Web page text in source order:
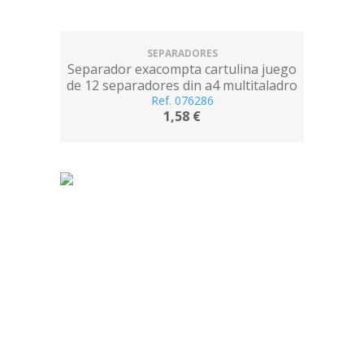
SEPARADORES
Separador exacompta cartulina juego
de 12 separadores din a4 multitaladro
color blanco
Ref. 076286
1,58 €